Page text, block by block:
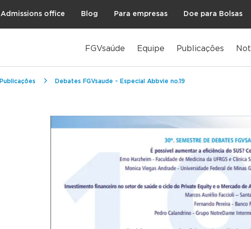
Admissions office Blog Para empresas Doe para Bolsas
FGVsaúde Equipe Publicações
Publicações Debates FGVsaude - Especial Abbvie no.19